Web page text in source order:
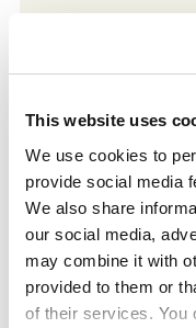
This website uses
We use cookies to
provide social media
We also share
our social media,
may combine it with
provided to them or
of their services. You
ケミパール（開発
コーティング用ウ
型）